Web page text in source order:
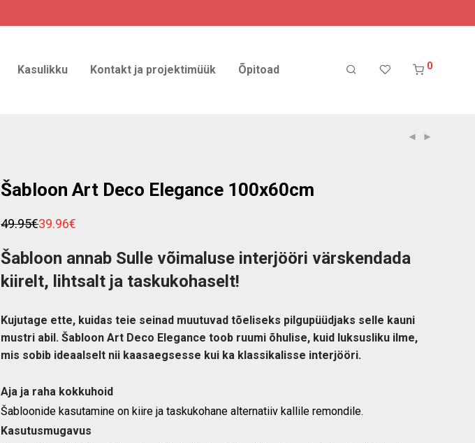
Kasulikku Kontakt ja projektimüük Õpitoad 0
Šabloon Art Deco Elegance 100x60cm
49.95€
Algne
oli:
49.95€.
39.96€
Praegune
on:
39.96€.
Šabloon annab Sulle võimaluse interjööri värskendada
kiirelt, lihtsalt ja taskukohaselt!
Kujutage ette, kuidas teie seinad muutuvad tõeliseks pilgupüüdjaks selle kauni
mustri abil. Šabloon Art Deco Elegance toob ruumi õhulise, kuid luksusliku ilme,
mis sobib ideaalselt nii kaasaegsesse kui ka klassikalisse interjööri.
Aja ja raha kokkuhoid
Šabloonide kasutamine on kiire ja taskukohane alternatiiv kallile remondile.
Kasutusmugavus